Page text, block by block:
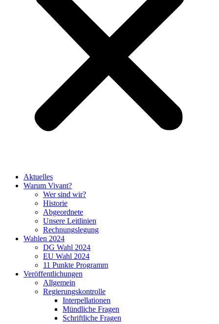
Aktuelles
Warum Vivant?
Wer sind wir?
Historie
Abgeordnete
Unsere Leitlinien
Rechnungslegung
Wahlen 2024
DG Wahl 2024
EU Wahl 2024
11 Punkte Programm
Veröffentlichungen
Allgemein
Regierungskontrolle
Interpellationen
Mündliche Fragen
Schriftliche Fragen